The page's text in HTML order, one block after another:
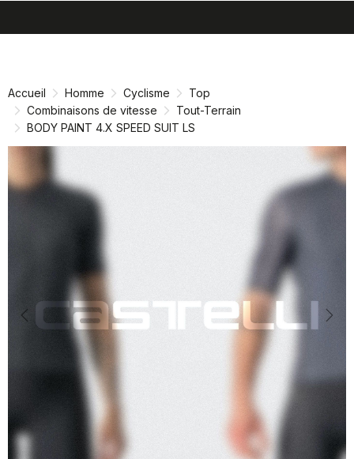
directement
navigation
directement
Accueil Homme Cyclisme
Top
Combinaisons de vitesse
Tout-Terrain
BODY PAINT 4.X SPEED SUIT LS
Previous